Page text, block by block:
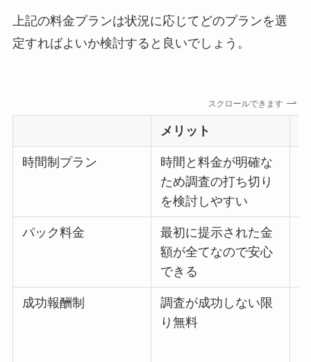
上記の料金プランは状況に応じてどのプランを選
定すればよいか検討すると良いでしょう。
スクロールできます
メリット
時間制プラン
時間と料金が明確な
ため調査の打ち切り
を検討しやすい
パック料金
最初に提示された金
額が全てなので安心
できる
成功報酬制
調査が成功しない限
り無料